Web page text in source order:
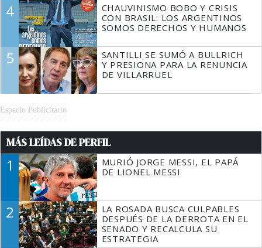
4
CHAUVINISMO BOBO Y CRISIS
CON BRASIL: LOS ARGENTINOS
SOMOS DERECHOS Y HUMANOS
5
SANTILLI SE SUMÓ A BULLRICH
Y PRESIONA PARA LA RENUNCIA
DE VILLARRUEL
Espacio Publicitario
MÁS LEÍDAS DE PERFIL
1
MURIÓ JORGE MESSI, EL PAPÁ
DE LIONEL MESSI
2
LA ROSADA BUSCA CULPABLES
DESPUÉS DE LA DERROTA EN EL
SENADO Y RECALCULA SU
ESTRATEGIA